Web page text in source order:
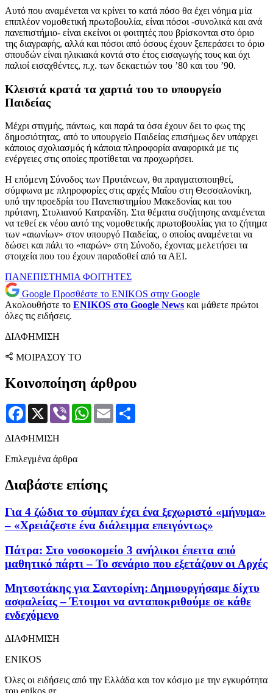
Αυτό που αναμένεται να κρίνει το κατά πόσο θα έχει νόημα μία
επιπλέον νομοθετική πρωτοβουλία, είναι πόσοι -συνολικά και ανά
πανεπιστήμιο- είναι εκείνοι οι φοιτητές που βρίσκονται στο όριο
της διαγραφής, αλλά και πόσοι από όσους έχουν ξεπεράσει το όριο
σπουδών είναι ηλικιακά κοντά στο έτος εισαγωγής τους και όχι
παλιοί εισαχθέντες, π.χ. των δεκαετιών του ’80 και του ’90.
Κλειστά κρατά τα χαρτιά του το υπουργείο
Παιδείας
Μέχρι στιγμής, πάντως, και παρά τα όσα έχουν δει το φως της
δημοσιότητας, από το υπουργείο Παιδείας επισήμως δεν υπάρχει
κάποιος σχολιασμός ή κάποια πληροφορία αναφορικά με τις
ενέργειες στις οποίες προτίθεται να προχωρήσει.
Η επόμενη Σύνοδος των Πρυτάνεων, θα πραγματοποιηθεί,
σύμφωνα με πληροφορίες στις αρχές Μαΐου στη Θεσσαλονίκη,
υπό την προεδρία του Πανεπιστημίου Μακεδονίας και του
πρύτανη, Στυλιανού Κατρανίδη. Στα θέματα συζήτησης αναμένεται
να τεθεί εκ νέου αυτό της νομοθετικής πρωτοβουλίας για το ζήτημα
των «αιωνίων» στον υπουργό Παιδείας, ο οποίος αναμένεται να
δώσει και πάλι το «παρών» στη Σύνοδο, έχοντας μελετήσει τα
στοιχεία που του έχουν παραδοθεί από τα ΑΕΙ.
ΠΑΝΕΠΙΣΤΗΜΙΑ ΦΟΙΤΗΤΕΣ
Google Προσθέστε το ENIKOS στην Google
Ακολουθήστε το ENIKOS στο Google News και μάθετε πρώτοι
όλες τις ειδήσεις.
ΔΙΑΦΗΜΙΣΗ
ΜΟΙΡΑΣΟΥ ΤΟ
Κοινοποίηση άρθρου
Facebook
X Viber WhatsApp
Email
ΔΙΑΦΗΜΙΣΗ
Επιλεγμένα άρθρα
Διαβάστε επίσης
Για 4 ζώδια το σύμπαν έχει ένα ξεχωριστό «μήνυμα»
– «Χρειάζεστε ένα διάλειμμα επειγόντως»
Πάτρα: Στο νοσοκομείο 3 ανήλικοι έπειτα από
μαθητικό πάρτι – Το σενάριο που εξετάζουν οι Αρχές
Μητσοτάκης για Σαντορίνη: Δημιουργήσαμε δίχτυ
ασφαλείας – Έτοιμοι να ανταποκριθούμε σε κάθε
ενδεχόμενο
ΔΙΑΦΗΜΙΣΗ
ENIKOS
Όλες οι ειδήσεις από την Ελλάδα και τον κόσμο με την εγκυρότητα